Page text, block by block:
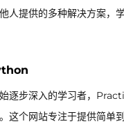
人提供的多种解决方案，
逐步深入的学习者，
这个网站专注于提供简单